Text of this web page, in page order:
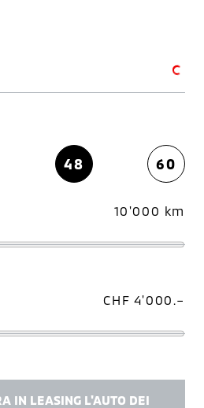
48 60
10'000 km
CHF 4'000.–
IN LEASING L'AUTO DEI